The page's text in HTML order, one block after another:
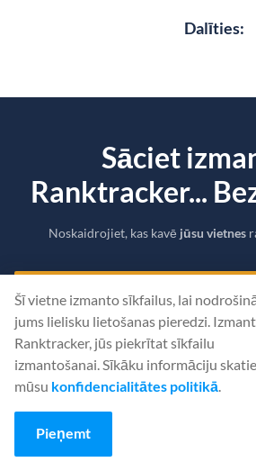
Dalīties:
Sāciet
Ranktracker...
Noskaidrojiet, kas kavē jūsu vietnes
IZVEIDOT BEZMAKSAS
VaiPierakstīties, izmantojot savus
Šī vietne izmanto sīkfailus, lai
jums lielisku lietošanas pieredzi.
Ranktracker, jūs piekrītat sīkfailu
izmantošanai. Sīkāku informāciju
mūsu konfidencialitātes politikā.
Pieņemt